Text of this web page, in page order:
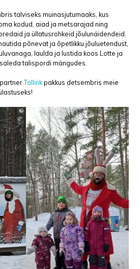
talviseks muinasjutumaaks, kus
kodud, aiad ja metsarajad ning
ja üllatusrohkeid jõulunäidendeid.
põnevat ja õpetlikku jõuluetendust,
laulda ja lustida koos Lotte ja
talispordi mängudes.
Tallinkpakkus detsembris meie